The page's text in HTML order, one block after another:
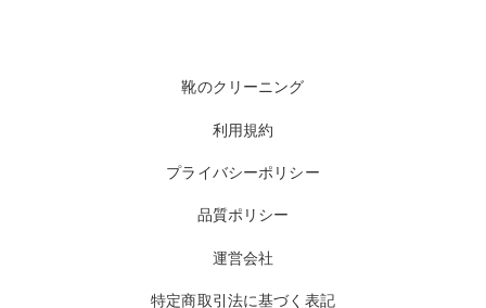
靴のクリーニング
利用規約
プライバシーポリシー
品質ポリシー
運営会社
特定商取引法に基づく表記